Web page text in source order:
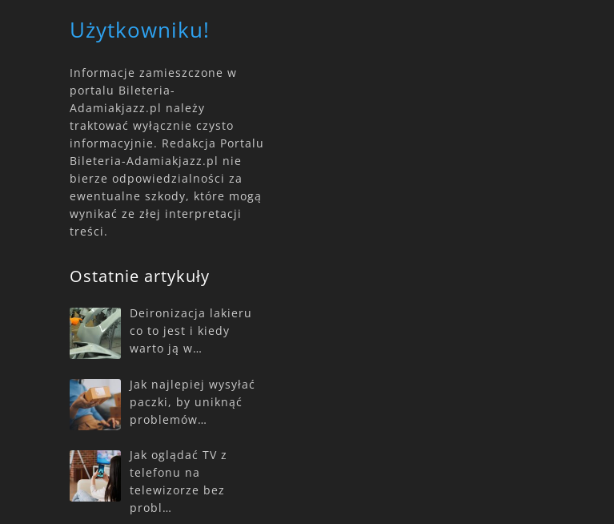
Użytkowniku!
Informacje zamieszczone w
portalu Bileteria-
Adamiakjazz.pl należy
traktować wyłącznie czysto
informacyjnie. Redakcja Portalu
Bileteria-Adamiakjazz.pl nie
bierze odpowiedzialności za
ewentualne szkody, które mogą
wynikać ze złej interpretacji
treści.
Ostatnie artykuły
Deironizacja lakieru
co to jest i kiedy
warto ją w…
Jak najlepiej wysyłać
paczki, by uniknąć
problemów…
Jak oglądać TV z
telefonu na
telewizorze bez
probl…